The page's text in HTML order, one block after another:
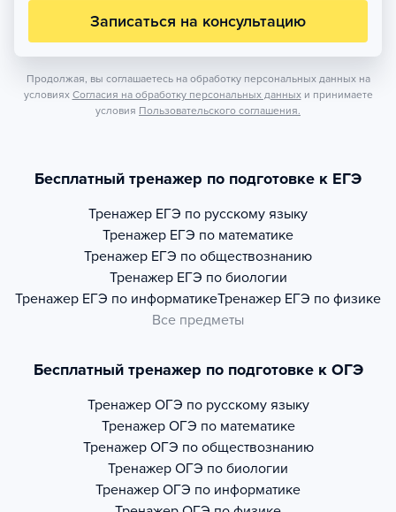
Записаться на консультацию
Продолжая, вы соглашаетесь на обработку персональных данных на
условиях Согласия на обработку персональных данных и принимаете
условия Пользовательского соглашения.
Бесплатный тренажер по подготовке к ЕГЭ
Тренажер ЕГЭ по русскому языку
Тренажер ЕГЭ по математике
Тренажер ЕГЭ по обществознанию
Тренажер ЕГЭ по биологии
Тренажер ЕГЭ по информатикеТренажер ЕГЭ по физике
Все предметы
Бесплатный тренажер по подготовке к ОГЭ
Тренажер ОГЭ по русскому языку
Тренажер ОГЭ по математике
Тренажер ОГЭ по обществознанию
Тренажер ОГЭ по биологии
Тренажер ОГЭ по информатике